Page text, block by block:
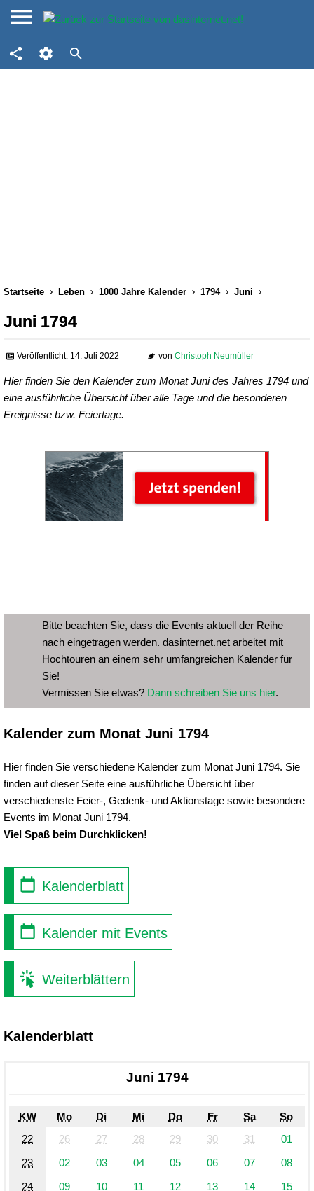
Startseite Leben 1000 Jahre Kalender 1794 Juni
Juni 1794
Veröffentlicht: 14. Juli 2022 von Christoph Neumüller
Hier finden Sie den Kalender zum Monat Juni des Jahres 1794 und
eine ausführliche Übersicht über alle Tage und die besonderen
Ereignisse bzw. Feiertage.
Bitte beachten Sie, dass die Events aktuell der Reihe
nach eingetragen werden. dasinternet.net arbeitet mit
Hochtouren an einem sehr umfangreichen Kalender für
Sie!
Vermissen Sie etwas? Dann schreiben Sie uns hier.
Kalender zum Monat Juni 1794
Hier finden Sie verschiedene Kalender zum Monat Juni 1794. Sie
finden auf dieser Seite eine ausführliche Übersicht über
verschiedenste Feier-, Gedenk- und Aktionstage sowie besondere
Events im Monat Juni 1794.
Viel Spaß beim Durchklicken!
Kalenderblatt
Kalender mit Events
Weiterblättern
Kalenderblatt
Juni 1794
KW Mo Di Mi Do Fr Sa
So
22
26 27 28 29 30 31
01
23
02 03 04 05 06 07
08
24
09 10 11 12 13 14
15